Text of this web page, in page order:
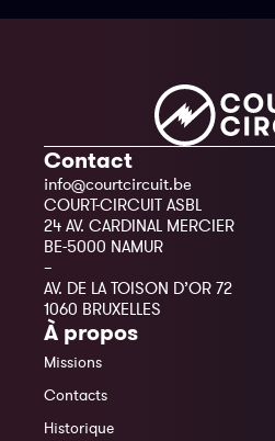
Contact
info@courtcircuit.be
COURT-CIRCUIT ASBL
24 AV. CARDINAL MERCIER
BE-5000 NAMUR
–
AV. DE LA TOISON D’OR 72
1060 BRUXELLES
À propos
Missions
Contacts
Historique